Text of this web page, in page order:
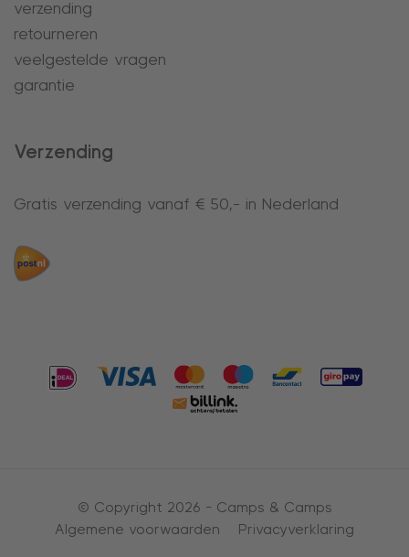
verzending
retourneren
veelgestelde vragen
garantie
Verzending
Gratis verzending vanaf € 50,- in Nederland
© Copyright 2026 - Camps & Camps
Algemene voorwaarden
Privacyverklaring